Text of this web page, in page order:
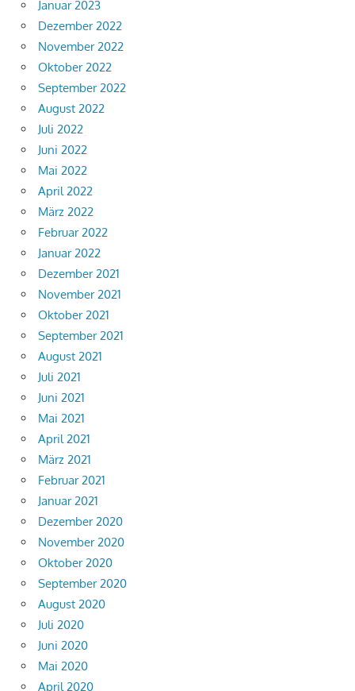
Januar 2023
Dezember 2022
November 2022
Oktober 2022
September 2022
August 2022
Juli 2022
Juni 2022
Mai 2022
April 2022
März 2022
Februar 2022
Januar 2022
Dezember 2021
November 2021
Oktober 2021
September 2021
August 2021
Juli 2021
Juni 2021
Mai 2021
April 2021
März 2021
Februar 2021
Januar 2021
Dezember 2020
November 2020
Oktober 2020
September 2020
August 2020
Juli 2020
Juni 2020
Mai 2020
April 2020